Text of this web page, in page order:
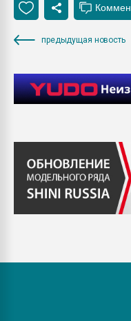
предыдущая новость